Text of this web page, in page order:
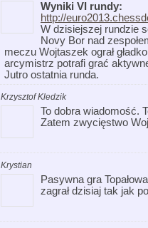
Wyniki VI rundy:
http://
W dzisiejszej rundzie
Novy Bor nad
meczu Wojtaszek ograł
arcymistrz potrafi grać
Jutro ostatnia runda.
Krzysztof Kledzik
To dobra wiadomość.
Zatem zwycięstwo
Krystian
Pasywna gra
zagrał dzisiaj tak jak